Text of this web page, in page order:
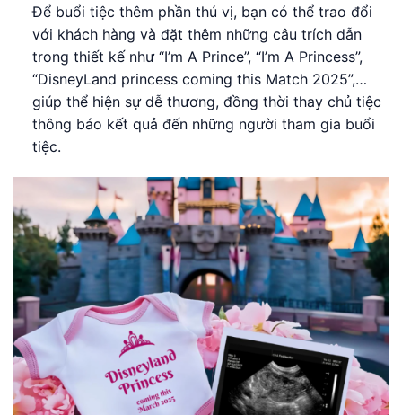
Để buổi tiệc thêm phần thú vị, bạn có thể trao đổi
với khách hàng và đặt thêm những câu trích dẫn
trong thiết kế như “I’m A Prince”, “I’m A Princess”,
“DisneyLand princess coming this Match 2025”,…
giúp thể hiện sự dễ thương, đồng thời thay chủ tiệc
thông báo kết quả đến những người tham gia buổi
tiệc.